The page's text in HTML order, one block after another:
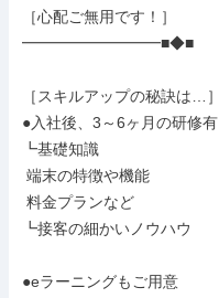
［心配ご無用です！］
━━━━━━━━━■◆■
［スキルアップの秘訣は…］
●入社後、3～6ヶ月の研修有
┗基礎知識
┗接客の細かいノウハウ
●eラーニングもご用意